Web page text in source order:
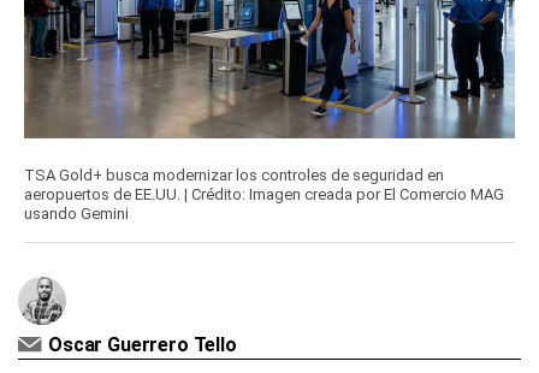
TSA Gold+ busca modernizar los controles de seguridad en
aeropuertos de EE.UU. | Crédito: Imagen creada por El Comercio MAG
usando Gemini
Oscar Guerrero Tello